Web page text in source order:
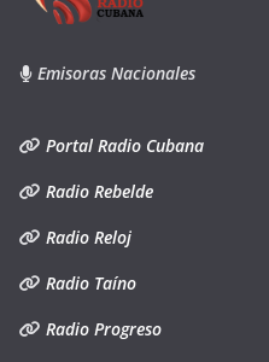
Emisoras Nacionales
Portal Radio Cubana
Radio Rebelde
Radio Reloj
Radio Taíno
Radio Progreso